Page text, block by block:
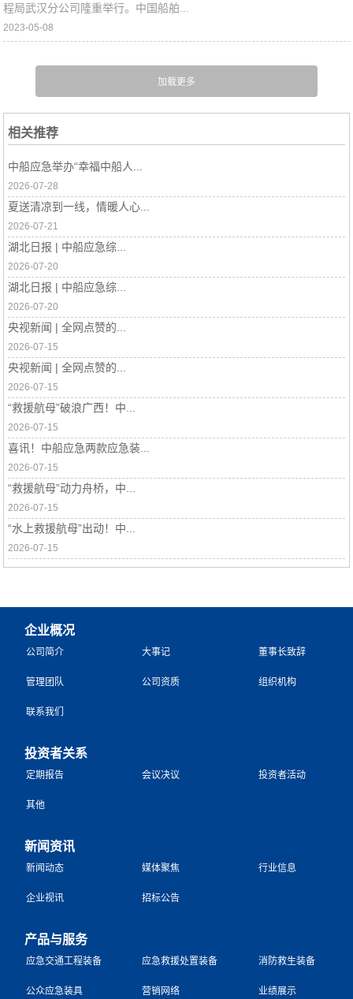
程局武汉分公司隆重举行。中国船舶...
2023-05-08
相关推荐
中船应急举办“幸福中船人...
2026-07-28
夏送清凉到一线，情暖人心...
2026-07-21
湖北日报 | 中船应急综...
2026-07-20
湖北日报 | 中船应急综...
2026-07-20
央视新闻 | 全网点赞的...
2026-07-15
央视新闻 | 全网点赞的...
2026-07-15
“救援航母”破浪广西！中...
2026-07-15
喜讯！中船应急两款应急装...
2026-07-15
“救援航母”动力舟桥，中...
2026-07-15
“水上救援航母”出动！中...
2026-07-15
企业概况
公司简介 大事记 董事长致辞
管理团队 公司资质 组织机构
联系我们
投资者关系
定期报告 会议决议 投资者活动
其他
新闻资讯
新闻动态 媒体聚焦 行业信息
企业视讯 招标公告
产品与服务
应急交通工程装备 应急救援处置装备 消防救生装备
公众应急装具 营销网络 业绩展示